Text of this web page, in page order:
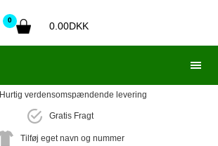
0
0.00DKK
Hurtig verdensomspændende levering
Gratis Fragt
Tilføj eget navn og nummer